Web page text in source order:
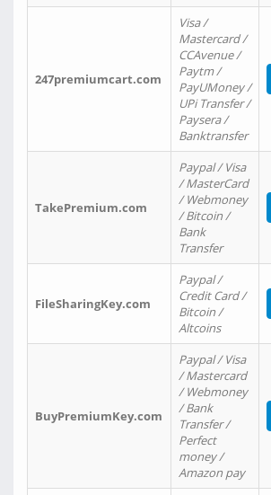
247premiumcart.com
Visa /
Mastercard /
CCAvenue /
Paytm /
PayUMoney /
UPi Transfer /
Paysera /
Banktransfer
TakePremium.com
Paypal / Visa
/ MasterCard
/ Webmoney
/ Bitcoin /
Bank
Transfer
FileSharingKey.com
Paypal /
Credit Card /
Bitcoin /
Altcoins
BuyPremiumKey.com
Paypal / Visa
/ Mastercard
/ Webmoney
/ Bank
Transfer /
Perfect
money /
Amazon pay